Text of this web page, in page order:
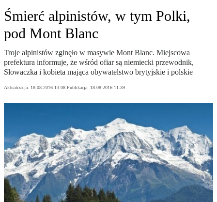
Śmierć alpinistów, w tym Polki,
pod Mont Blanc
Troje alpinistów zginęło w masywie Mont Blanc. Miejscowa
prefektura informuje, że wśród ofiar są niemiecki przewodnik,
Słowaczka i kobieta mająca obywatelstwo brytyjskie i polskie
Aktualizacja: 18.08.2016 13:08 Publikacja: 18.08.2016 11:39